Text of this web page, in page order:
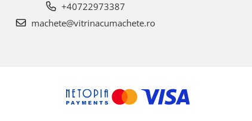
+40722973387
machete@vitrinacumachete.ro